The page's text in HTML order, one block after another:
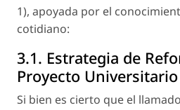
1), apoyada por el
cotidiano:
3.1. Estrategia de
Proyecto
Si bien es cierto que el